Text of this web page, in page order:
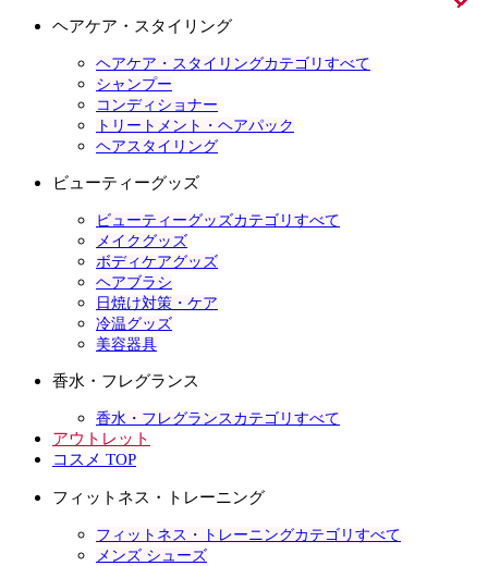
ヘアケア・スタイリング
ヘアケア・スタイリングカテゴリすべて
シャンプー
コンディショナー
トリートメント・ヘアパック
ヘアスタイリング
ビューティーグッズ
ビューティーグッズカテゴリすべて
メイクグッズ
ボディケアグッズ
ヘアブラシ
日焼け対策・ケア
冷温グッズ
美容器具
香水・フレグランス
香水・フレグランスカテゴリすべて
アウトレット
コスメ TOP
フィットネス・トレーニング
フィットネス・トレーニングカテゴリすべて
メンズ シューズ